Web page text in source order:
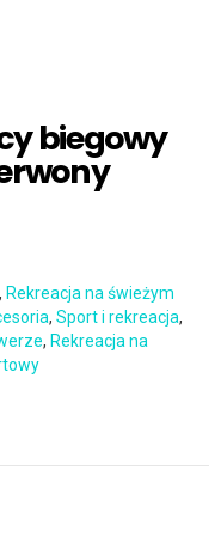
biegowy
, Rekreacja na świeżym
, Sport i rekreacja,
, Rekreacja na